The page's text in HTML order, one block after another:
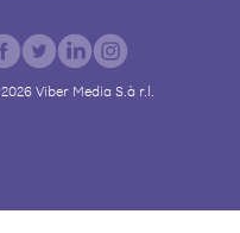
2026Viber Media S.à r.l.